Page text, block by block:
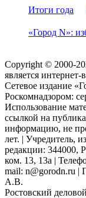
Итоги года
«Город N»:
Copyright © 2000-
является
Сетевое издание
Роскомнадзором:
Использование
ссылкой на
информацию, не
лет. | Учредитель,
редакции: 344000,
ком. 13, 13а |
mail: n@gorodn.ru |
А.В.
Ростовский